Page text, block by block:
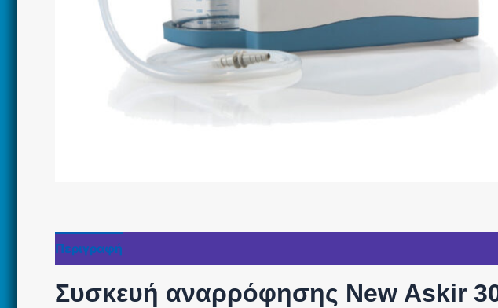
Περιγραφή
Συσκευή αναρρόφησης New Askir